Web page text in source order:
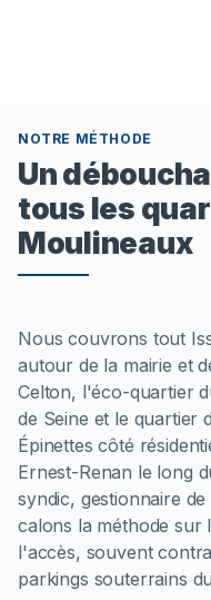
NOTRE MÉTHODE
Un
tous les
Moulineaux
Nous couvrons tout
autour de la mairie et
Celton, l'éco-quartier
de Seine et le quartier
Épinettes côté
Ernest-Renan le long
syndic, gestionnaire
calons la méthode sur
l'accès, souvent
parkings souterrains